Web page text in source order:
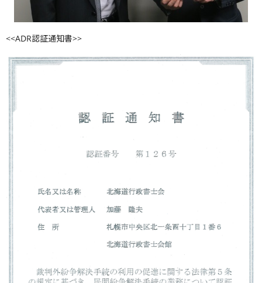
<<ADR認証通知書>>